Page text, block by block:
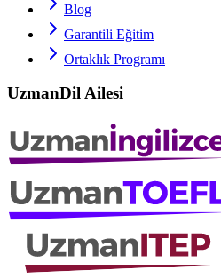
Blog
Garantili Eğitim
Ortaklık Programı
UzmanDil Ailesi